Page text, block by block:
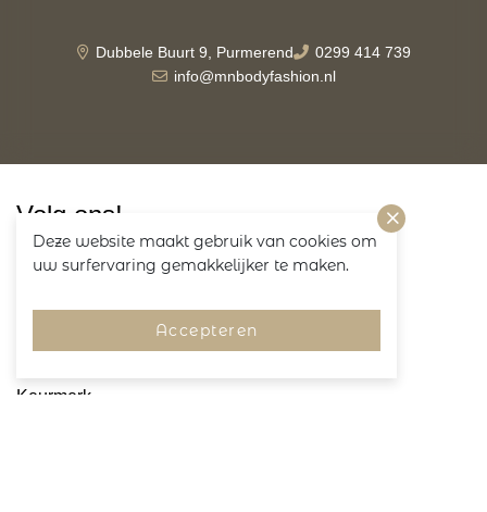
Deze website maakt gebruik van cookies om
uw surfervaring gemakkelijker te maken.
Accepteren
Dubbele Buurt 9, Purmerend
0299 414 739
info@mnbodyfashion.nl
Volg ons!